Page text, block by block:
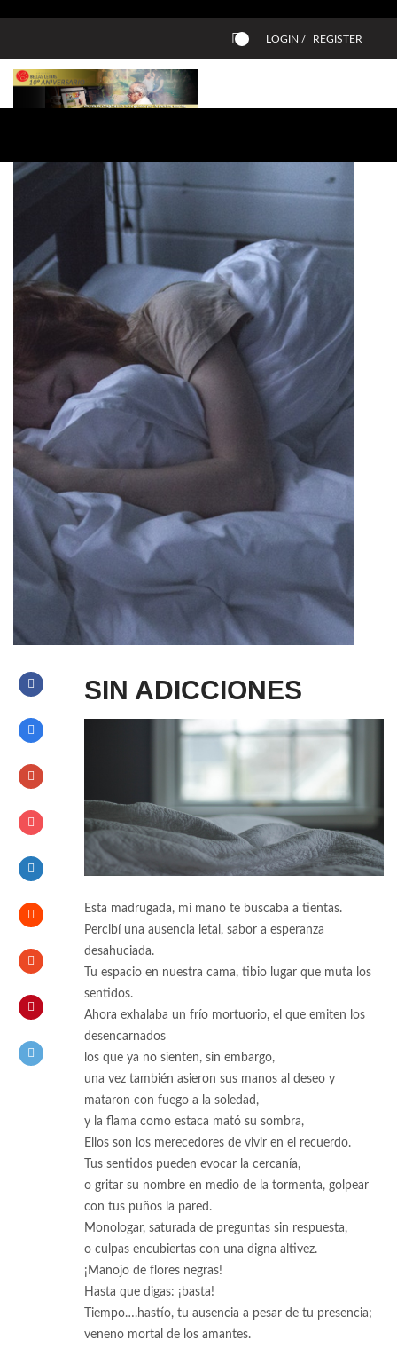
LOGIN / REGISTER
SIN ADICCIONES
Esta madrugada, mi mano te buscaba a tientas.
Percibí una ausencia letal, sabor a esperanza
desahuciada.
Tu espacio en nuestra cama, tibio lugar que muta los
sentidos.
Ahora exhalaba un frío mortuorio, el que emiten los
desencarnados
los que ya no sienten, sin embargo,
una vez también asieron sus manos al deseo y
mataron con fuego a la soledad,
y la flama como estaca mató su sombra,
Ellos son los merecedores de vivir en el recuerdo.
Tus sentidos pueden evocar la cercanía,
o gritar su nombre en medio de la tormenta, golpear
con tus puños la pared.
Monologar, saturada de preguntas sin respuesta,
o culpas encubiertas con una digna altivez.
¡Manojo de flores negras!
Hasta que digas: ¡basta!
Tiempo….hastío, tu ausencia a pesar de tu presencia;
veneno mortal de los amantes.